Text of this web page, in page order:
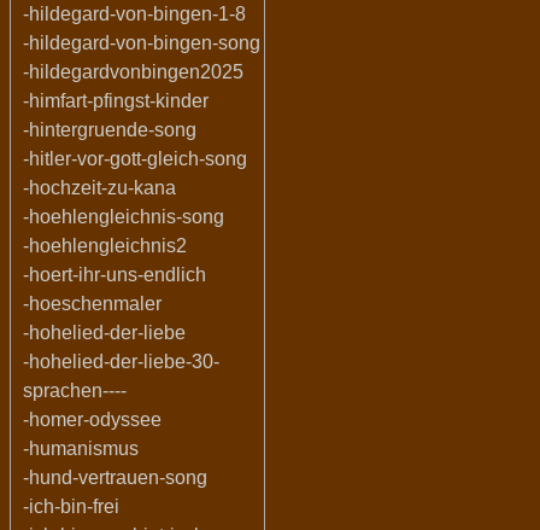
-hildegard-von-bingen-1-8
-hildegard-von-bingen-song
-hildegardvonbingen2025
-himfart-pfingst-kinder
-hintergruende-song
-hitler-vor-gott-gleich-song
-hochzeit-zu-kana
-hoehlengleichnis-song
-hoehlengleichnis2
-hoert-ihr-uns-endlich
-hoeschenmaler
-hohelied-der-liebe
-hohelied-der-liebe-30-
sprachen----
-homer-odyssee
-humanismus
-hund-vertrauen-song
-ich-bin-frei